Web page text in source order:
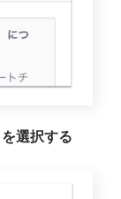
選択する